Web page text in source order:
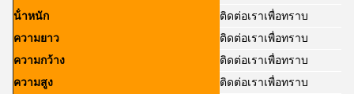
น้ําหนัก
ติดต่อเราเพื่อทราบ
ความยาว
ติดต่อเราเพื่อทราบ
ความกว้าง
ติดต่อเราเพื่อทราบ
ความสูง
ติดต่อเราเพื่อทราบ